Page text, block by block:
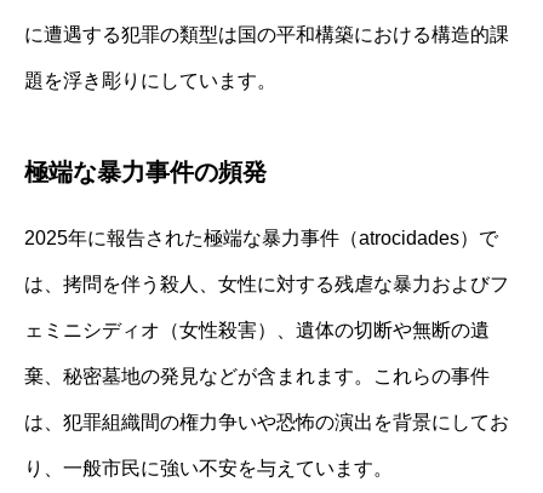
に遭遇する犯罪の類型は国の平和構築における構造的課
題を浮き彫りにしています。
極端な暴力事件の頻発
2025年に報告された極端な暴力事件（atrocidades）で
は、拷問を伴う殺人、女性に対する残虐な暴力およびフ
ェミニシディオ（女性殺害）、遺体の切断や無断の遺
棄、秘密墓地の発見などが含まれます。これらの事件
は、犯罪組織間の権力争いや恐怖の演出を背景にしてお
り、一般市民に強い不安を与えています。